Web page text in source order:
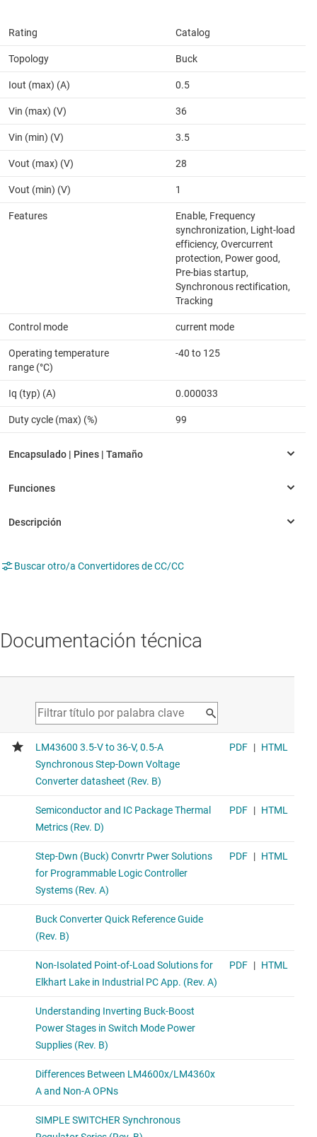
Rating Catalog
Topology Buck
Iout (max) (A) 0.5
Vin (max) (V) 36
Vin (min) (V) 3.5
Vout (max) (V) 28
Vout (min) (V) 1
Features
Enable, Frequency
synchronization, Light-load
efficiency, Overcurrent
protection, Power good,
Pre-bias startup,
Synchronous rectification,
Tracking
Control mode current mode
Operating temperature
range (°C)
-40 to 125
Iq (typ) (A) 0.000033
Duty cycle (max) (%) 99
Buscar otro/a Convertidores de CC/CC
Documentación técnica